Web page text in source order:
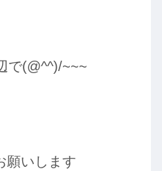
で(@^^)/~~~
願いします